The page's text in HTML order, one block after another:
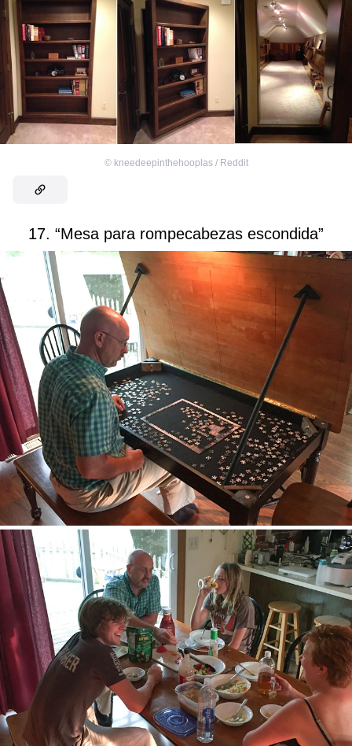
© kneedeepinthehooplas / Reddit
17. “Mesa para rompecabezas escondida”